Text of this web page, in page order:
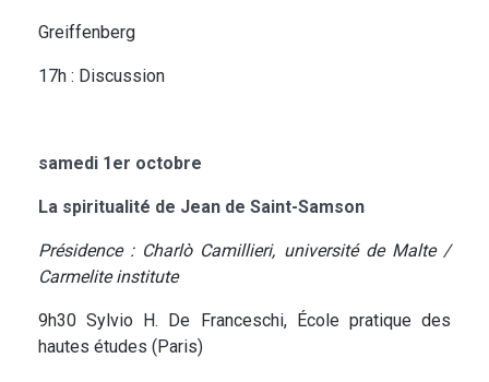
Greiffenberg
17h : Discussion
samedi 1er octobre
La spiritualité de Jean de Saint-Samson
Présidence : Charlò Camillieri, université de Malte /
Carmelite institute
9h30 Sylvio H. De Franceschi, École pratique des
hautes études (Paris)